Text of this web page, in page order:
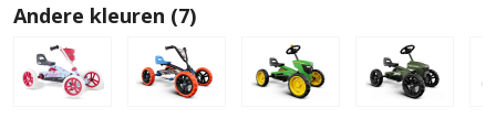
Andere kleuren (7)